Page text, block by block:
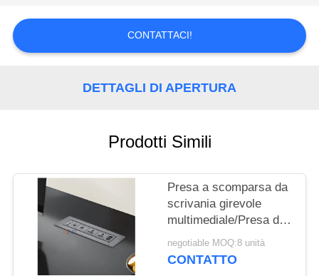
CONFERENCE
DEL
SITO
PRIVACY
POLICY
CONTATTACI!
DETTAGLI DI APERTURA
Prodotti Simili
Presa a scomparsa da
scrivania girevole
multimediale/Presa di
corrente a scomparsa
da tavolo/Presa da
negotiable MOQ:8 unità
CONTATTO